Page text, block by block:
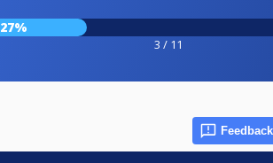
27%
3 / 11
Feedback